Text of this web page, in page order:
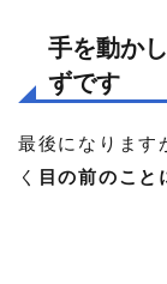
手を動か
ずです
最後になります
く 目の前のこと